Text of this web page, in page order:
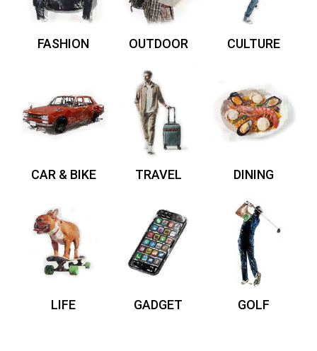
FASHION OUTDOOR CULTURE
CAR & BIKE TRAVEL DINING
LIFE GADGET GOLF